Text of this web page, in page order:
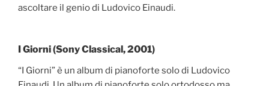
ascoltare il genio di Ludovico Einaudi.
I Giorni (Sony Classical, 2001)
“I Giorni” è un album di pianoforte solo di Ludovico